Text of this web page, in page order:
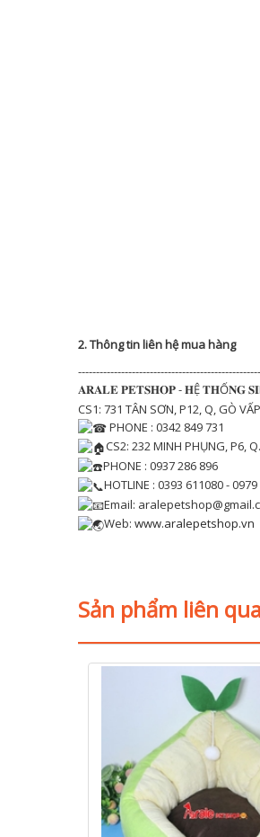
2. Thông tin liên hệ mua hàng
𝐀𝐑𝐀𝐋𝐄 𝐏𝐄𝐓𝐒𝐇𝐎𝐏 - 𝐇Ệ 𝐓𝐇Ố𝐍𝐆
CS1: 731 TÂN SƠN, P12, Q, GÒ
PHONE : 0342 849 731
CS2: 232 MINH PHỤNG, P6,
PHONE : 0937 286 896
HOTLINE : 0393 611080 -
Email:
Web: www.aralepetshop.vn
Sản phẩm liên